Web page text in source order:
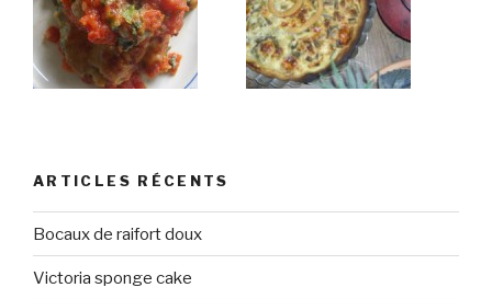
ARTICLES RÉCENTS
Bocaux de raifort doux
Victoria sponge cake